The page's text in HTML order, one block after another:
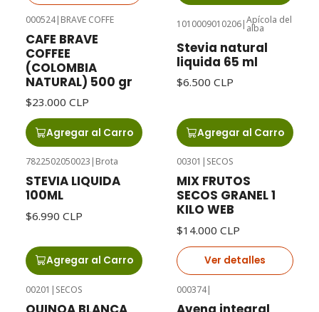
000524| BRAVE COFFE
CAFE BRAVE
COFFEE
(COLOMBIA
NATURAL) 500 gr
$23.000 CLP
Agregar al Carro
1010009010206|Apícola del
alba
Stevia natural
liquida 65 ml
$6.500 CLP
Agregar al Carro
7822502050023 | Brota
STEVIA LIQUIDA
100ML
$6.990 CLP
Agregar al Carro
00301 | SECOS
MIX FRUTOS
SECOS GRANEL 1
KILO WEB
$14.000 CLP
Ver detalles
00201 | SECOS 000374|